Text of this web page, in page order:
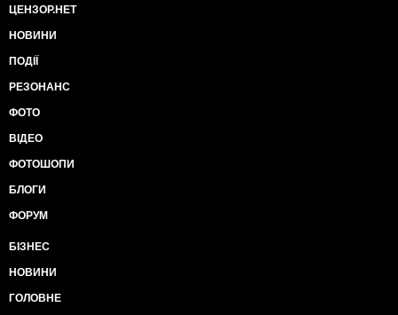
ЦЕНЗОР.НЕТ
НОВИНИ
ПОДІЇ
РЕЗОНАНС
ФОТО
ВІДЕО
ФОТОШОПИ
БЛОГИ
ФОРУМ
БІЗНЕС
НОВИНИ
ГОЛОВНЕ